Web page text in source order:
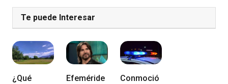
Te puede Interesar
¿Qué
Efeméride
Conmoció